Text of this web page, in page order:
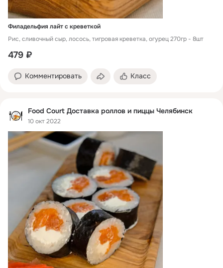
Филадельфия лайт с креветкой
Рис, сливочный сыр, лосось, тигровая креветка, огурец 270гр - 8шт
479 ₽
Комментировать Класс
Food Court Доставка роллов и пиццы Челябинск
10 окт 2022